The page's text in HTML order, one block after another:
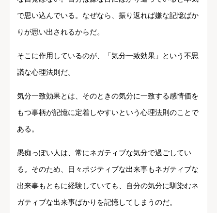
で思い込んでいる。なぜなら、振り返れば嫌な記憶ばか
りが思い出されるからだ。
そこに作用しているのが、「気分一致効果」という不思
議な心理法則だ。
気分一致効果とは、そのときの気分に一致する感情価を
もつ事柄が記憶に定着しやすいという心理法則のことで
ある。
愚痴っぽい人は、常にネガティブな気分で過ごしてい
る。そのため、日々ポジティブな出来事もネガティブな
出来事もともに経験していても、自分の気分に馴染むネ
ガティブな出来事ばかりを記憶してしまうのだ。